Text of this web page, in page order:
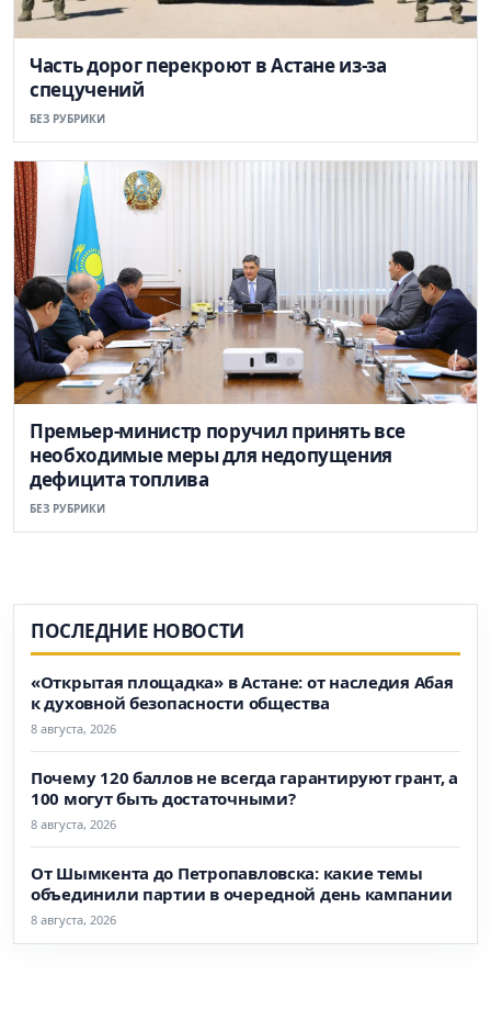
Часть дорог перекроют в Астане из-за
спецучений
БЕЗ РУБРИКИ
Премьер-министр поручил принять все
необходимые меры для недопущения
дефицита топлива
БЕЗ РУБРИКИ
ПОСЛЕДНИЕ НОВОСТИ
«Открытая площадка» в Астане: от наследия Абая
к духовной безопасности общества
8 августа, 2026
Почему 120 баллов не всегда гарантируют грант, а
100 могут быть достаточными?
8 августа, 2026
От Шымкента до Петропавловска: какие темы
объединили партии в очередной день кампании
8 августа, 2026